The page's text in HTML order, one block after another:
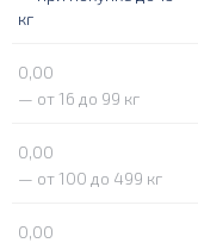
кг
0,00
— от 16 до 99 кг
0,00
— от 100 до 499 кг
0,00